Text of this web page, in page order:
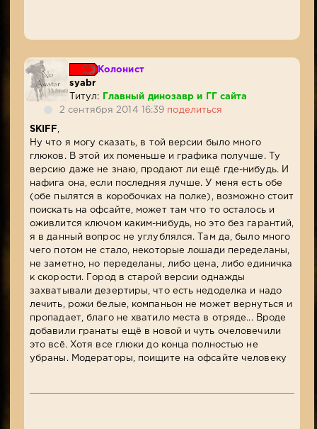
Колонист
syabr
Титул:
Главный динозавр и ГГ сайта
2 сентября 2014 16:39 поделиться
SKIFF,
Ну что я могу сказать, в той версии было много
глюков. В этой их поменьше и графика получше. Ту
версию даже не знаю, продают ли ещё где-нибудь. И
нафига она, если последняя лучше. У меня есть обе
(обе пылятся в коробочках на полке), возможно стоит
поискать на офсайте, может там что то осталось и
оживлится ключом каким-нибудь, но это без гарантий,
я в данный вопрос не углублялся. Там да, было много
чего потом не стало, некоторые лошади переделаны,
не заметно, но переделаны, либо цена, либо единичка
к скорости. Город в старой версии однажды
захватывали дезертиры, что есть недоделка и надо
лечить, рожи белые, компаньон не может вернуться и
пропадает, благо не хватило места в отряде... Вроде
добавили гранаты ещё в новой и чуть очеловечили
это всё. Хотя все глюки до конца полностью не
убраны. Модераторы, поищите на офсайте человеку